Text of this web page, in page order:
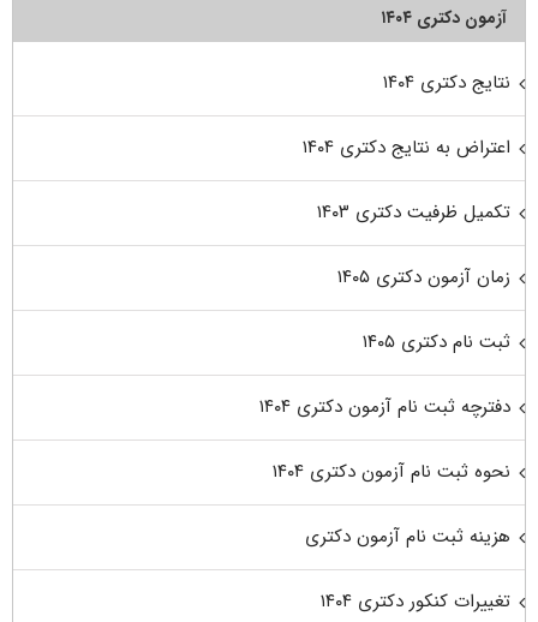
آزمون دکتری ۱۴۰۴
نتایج دکتری ۱۴۰۴
اعتراض به نتایج دکتری ۱۴۰۴
تکمیل ظرفیت دکتری ۱۴۰۳
زمان آزمون دکتری ۱۴۰۵
ثبت نام دکتری ۱۴۰۵
دفترچه ثبت نام آزمون دکتری ۱۴۰۴
نحوه ثبت نام آزمون دکتری ۱۴۰۴
هزینه ثبت نام آزمون دکتری
تغییرات کنکور دکتری ۱۴۰۴